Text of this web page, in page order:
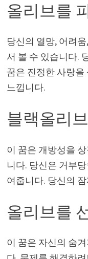
올리브를
당신의 열망, 어려
서 볼 수 있습니다.
꿈은 진정한 사랑
느낍니다.
블랙올리
이 꿈은 개방성을
니다. 당신은 거부
여줍니다. 당신의
올리브를
이 꿈은 자신의 숨